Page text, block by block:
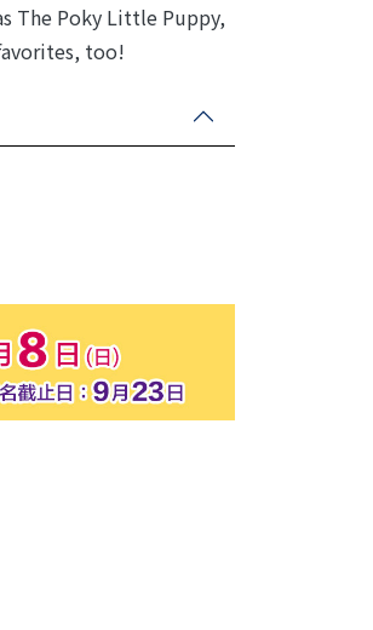
The Poky Little Puppy,
too!